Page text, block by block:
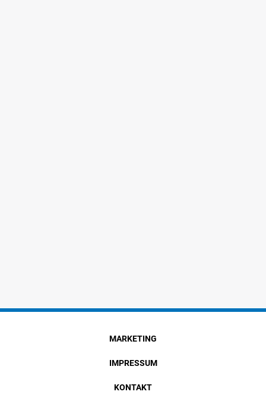
MARKETING
IMPRESSUM
KONTAKT